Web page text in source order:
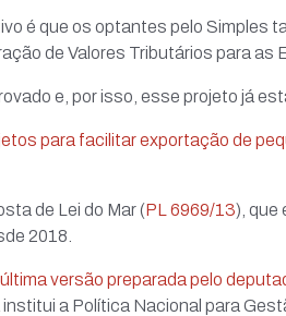
é que os optantes pelo Simples
de Valores Tributários para as
e, por isso, esse projeto já
para facilitar exportação de
de Lei do Mar (PL 6969/13), que
2018.
última versão preparada pelo
a Política Nacional para